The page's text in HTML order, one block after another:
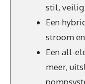
stil, veilig
Een
stroom
Een all-
meer,